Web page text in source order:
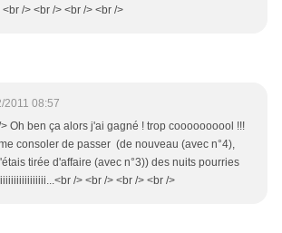
/> <br /> <br /> <br />
2011 08:57
Oh ben ça alors j'ai gagné ! trop coooooooool !!!
consoler de passer (de nouveau (avec n°4),
tirée d'affaire (avec n°3)) des nuits pourries
/> <br /> <br /> <br />